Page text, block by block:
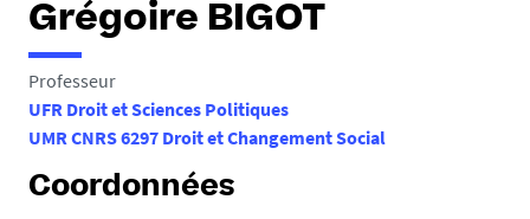
t
e
s
i
c
Grégoire BIGOT
Professeur
UFR Droit et Sciences Politiques
UMR CNRS 6297 Droit et Changement Social
Coordonnées